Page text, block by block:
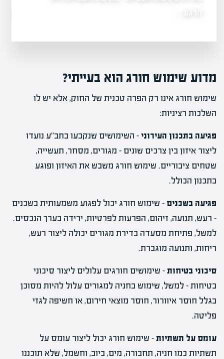
מדוע שימוש חורג הוא בעייתי?
שימוש חורג אינו רק הפרה טכנית של החוק, אלא יש לו
השלכות רציניות:
פגיעה בתכנון העירוני– השימושים שנקבעו בתב"ע נועדו
ליצור איזון בין צרכים שונים – מגורים, מסחר, תעשייה,
שטחים ציבוריים. שימוש חורג משבש את האיזון ופוגע
בתכנון הכולל.
פגיעה בשכנים – שימוש חורג יכול לפגוע משמעותית בשכנים
– רעש, תנועה, זיהום, הפרעות לפרטיות, ירידה בערך הנכסים.
למשל, פתיחת מסעדה בדירת מגורים יכולה ליצור רעש,
ריחות, ותנועה מוגברת.
סיכוני בטיחות– שימושים חורגים עלולים ליצור סיכוני
בטיחות – למשל, שימוש בחניה למגורים עלול להיות מסוכן
בגלל חוסר איוורור, חוסר מוצאי חירום, או חשיפה לגזי
פליטה.
עומס על תשתיות– שימוש חורג יכול ליצור עומס על
תשתיות כמו חניה, תחבורה, מים, ביוב, וחשמל, שלא תוכננו